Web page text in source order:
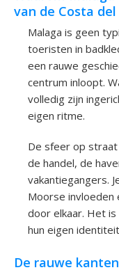
van de Costa del
Malaga is geen
toeristen in
een rauwe
centrum inloopt.
volledig zijn
eigen ritme.
De sfeer op
de handel, de
vakantiegangers.
Moorse
door elkaar. Het
hun eigen
De rauwe